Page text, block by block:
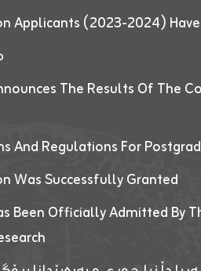
Applicants (2023-2024)
The Results Of The
And Regulations For
Was Successfully Granted
Been Officially Admitted By